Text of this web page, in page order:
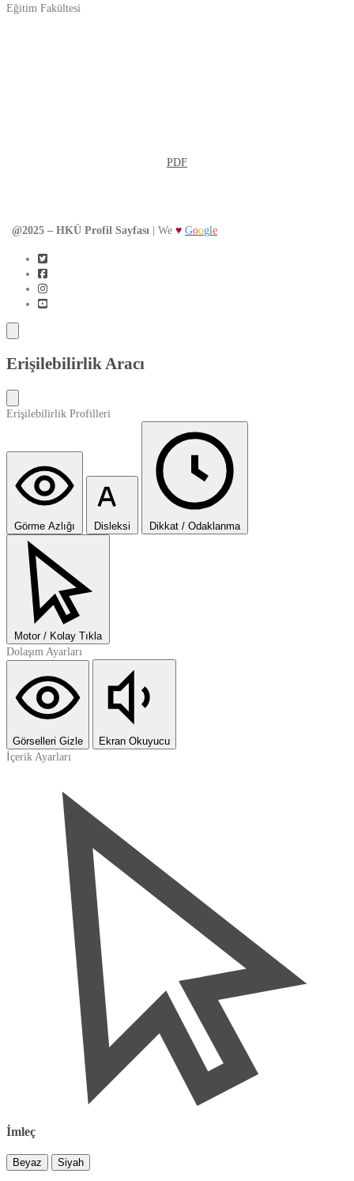
Eğitim Fakültesi
PDF
@2025 – HKÜ Profil Sayfası | We ♥ Google
Erişilebilirlik Aracı
Erişilebilirlik Profilleri
Görme Azlığı Disleksi Dikkat / Odaklanma
Motor / Kolay Tıkla
Dolaşım Ayarları
Görselleri Gizle
Ekran Okuyucu
İçerik Ayarları
İmleç
Beyaz Siyah